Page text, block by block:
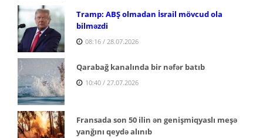
Tramp: ABŞ olmadan İsrail mövcud ola
bilməzdi
08:16 / 28.07.2026
Qarabağ kanalında bir nəfər batıb
10:40 / 27.07.2026
Fransada son 50 ilin ən genişmiqyaslı meşə
yanğını qeydə alınıb